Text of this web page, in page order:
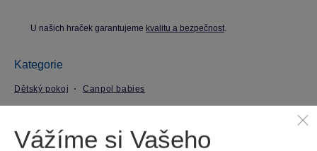
U našich hraček garantujeme kvalitu a bezpečnost.
Kategorie
Dětský pokoj Canpol babies
Vážíme si Vašeho